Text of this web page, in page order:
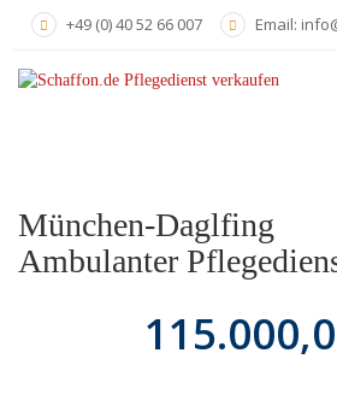
content
+49 (0) 40 52 66 007 Email:
München-Daglfing
Ambulanter